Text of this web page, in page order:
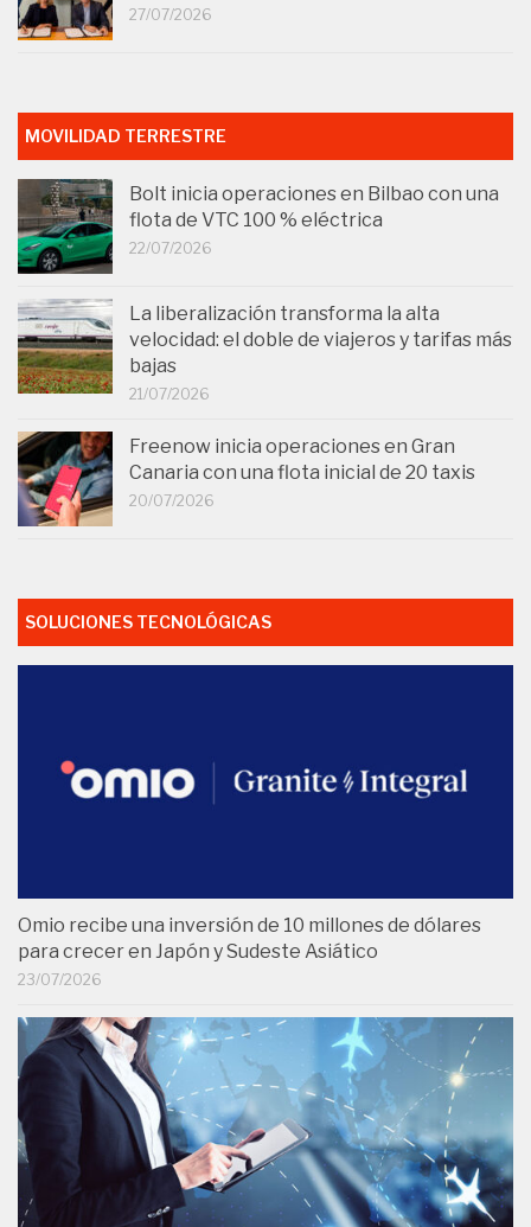
27/07/2026
MOVILIDAD TERRESTRE
Bolt inicia operaciones en Bilbao con una
flota de VTC 100 % eléctrica
22/07/2026
La liberalización transforma la alta
velocidad: el doble de viajeros y tarifas más
bajas
21/07/2026
Freenow inicia operaciones en Gran
Canaria con una flota inicial de 20 taxis
20/07/2026
SOLUCIONES TECNOLÓGICAS
Omio recibe una inversión de 10 millones de dólares
para crecer en Japón y Sudeste Asiático
23/07/2026